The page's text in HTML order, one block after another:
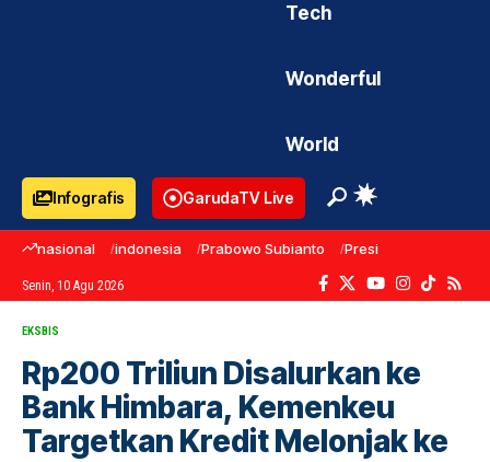
Tech
Wonderful
World
Infografis GarudaTV Live
nasional indonesia Prabowo Subianto Presiden Prabowo
Senin, 10 Agu 2026
EKSBIS
Rp200 Triliun Disalurkan ke
Bank Himbara, Kemenkeu
Targetkan Kredit Melonjak ke